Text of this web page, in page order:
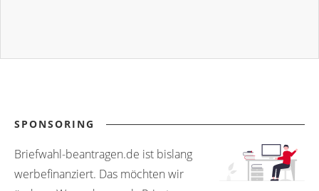
SPONSORING
Briefwahl-beantragen.de ist bislang
werbefinanziert. Das möchten wir